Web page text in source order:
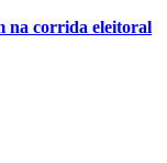
na corrida eleitoral